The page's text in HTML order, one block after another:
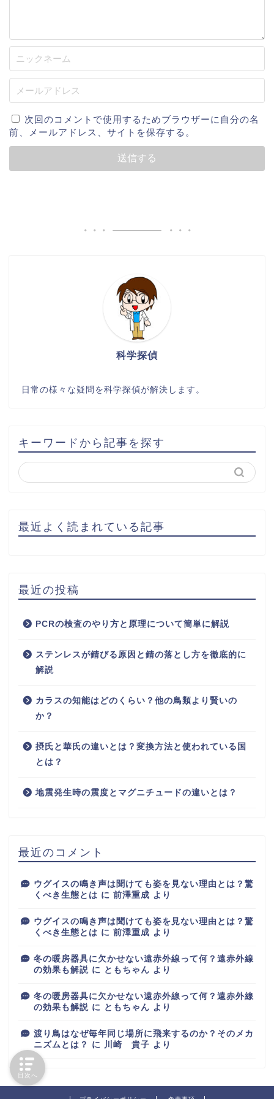
次回のコメントで使用するためブラウザーに自分の名
前、メールアドレス、サイトを保存する。
科学探偵
日常の様々な疑問を科学探偵が解決します。
キーワードから記事を探す
最近よく読まれている記事
最近の投稿
PCRの検査のやり方と原理について簡単に解説
ステンレスが錆びる原因と錆の落とし方を徹底的に
解説
カラスの知能はどのくらい？他の鳥類より賢いの
か？
摂氏と華氏の違いとは？変換方法と使われている国
とは？
地震発生時の震度とマグニチュードの違いとは？
最近のコメント
ウグイスの鳴き声は聞けても姿を見ない理由とは？驚
くべき生態とは に 前澤重成 より
ウグイスの鳴き声は聞けても姿を見ない理由とは？驚
くべき生態とは に 前澤重成 より
冬の暖房器具に欠かせない遠赤外線って何？遠赤外線
の効果も解説 に ともちゃん より
冬の暖房器具に欠かせない遠赤外線って何？遠赤外線
の効果も解説 に ともちゃん より
渡り鳥はなぜ毎年同じ場所に飛来するのか？そのメカ
ニズムとは？
に 川崎 貴子 より
目次へ